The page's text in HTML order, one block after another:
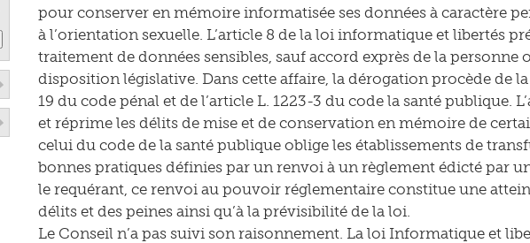
pour conserver en mémoire informatisée ses données à caractère
à l’orientation sexuelle. L’article 8 de la loi informatique et libertés
traitement de données sensibles, sauf accord exprès de la personne
disposition législative. Dans cette affaire, la dérogation procède de
19 du code pénal et de l’article L. 1223-3 du code la santé publique.
et réprime les délits de mise et de conservation en mémoire de
celui du code de la santé publique oblige les établissements de
bonnes pratiques définies par un renvoi à un règlement édicté par
le requérant, ce renvoi au pouvoir réglementaire constitue une
délits et des peines ainsi qu’à la prévisibilité de la loi.
Le Conseil n’a pas suivi son raisonnement. La loi Informatique et